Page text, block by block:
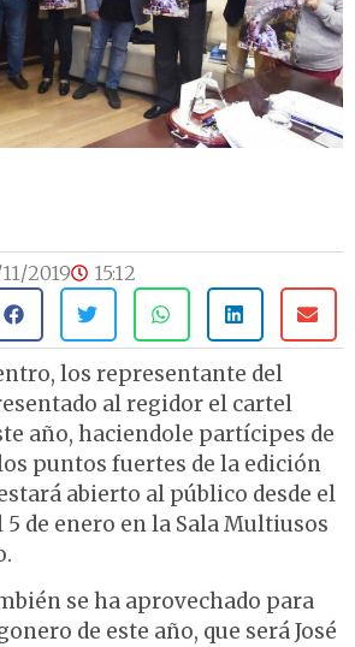
2019 15:12
los representante del
al regidor el cartel
año, haciendole partícipes de
puntos fuertes de la edición
abierto al público desde el
5 de enero en la Sala Multiusos
se ha aprovechado para
de este año, que será José